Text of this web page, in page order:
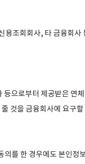
조회회사, 타 금융회사
으로부터 제공받은 연
것을 금융회사에 요구
를 한 경우에도 본인정